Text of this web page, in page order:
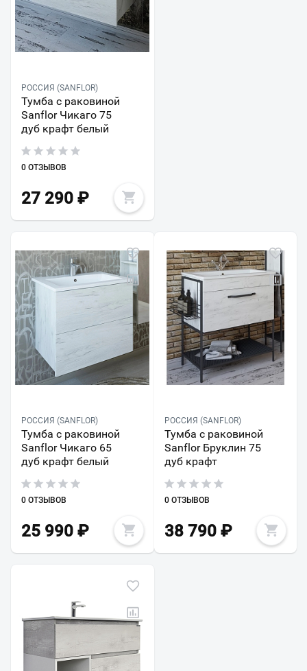
РОССИЯ (SANFLOR)
Тумба с раковиной
Sanflor Чикаго 75
дуб крафт белый
0 ОТЗЫВОВ
27 290 ₽
РОССИЯ (SANFLOR)
Тумба с раковиной
Sanflor Чикаго 65
дуб крафт белый
0 ОТЗЫВОВ
25 990 ₽
РОССИЯ (SANFLOR)
Тумба с раковиной
Sanflor Бруклин 75
дуб крафт
0 ОТЗЫВОВ
38 790₽